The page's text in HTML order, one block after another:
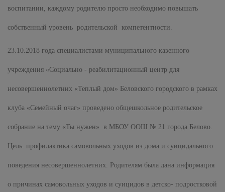
воспитании, каждому родителю просто необходимо повышать
собственный уровень родительской компетентности.
23.10.2018 года специалистами муниципального казенного
учреждения «Социально - реабилитационный центр для
несовершеннолетних «Теплый дом» Беловского городского в рамках
клуба «Семейный очаг» проведено общешкольное родительское
собрание на тему «Ты нужен» в МБОУ ООШ № 21 города Белово.
Цель: профилактика самовольных уходов из дома и суицидального
поведения несовершеннолетних. Родителям была дана информация
о причинах самовольных уходов и суицидов в детско- подростковой